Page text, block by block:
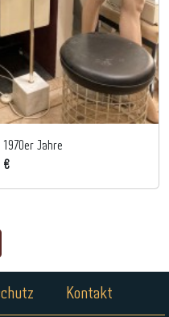
Jahre
€
Kontakt